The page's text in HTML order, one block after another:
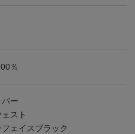
％
ー
スト
ェイスブラック